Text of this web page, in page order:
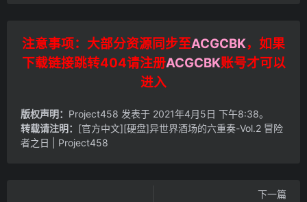
注意事项：大部分资源同步至ACGCBK，如果
下载链接跳转404请注册ACGCBK账号才可以
进入
版权声明： Project458 发表于 2021年4月5日 下午8:38。
转载请注明： [官方中文][硬盘]异世界酒场的六重奏-Vol.2 冒险
者之日 | Project458
下一篇